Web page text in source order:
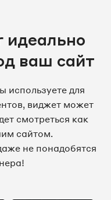
ваш сайт
используете для
виджет может
смотреться как
сайтом.
не понадобятся